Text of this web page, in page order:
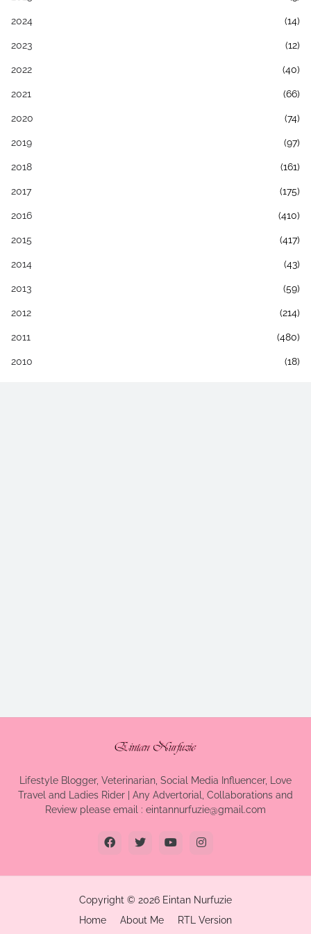
2024 (14)
2023 (12)
2022 (40)
2021 (66)
2020 (74)
2019 (97)
2018 (161)
2017 (175)
2016 (410)
2015 (417)
2014 (43)
2013 (59)
2012 (214)
2011 (480)
2010 (18)
Lifestyle Blogger, Veterinarian, Social Media Influencer, Love
Travel and Ladies Rider | Any Advertorial, Collaborations and
Review please email : eintannurfuzie@gmail.com
Copyright © 2026 Eintan Nurfuzie
Home
About Me RTL Version